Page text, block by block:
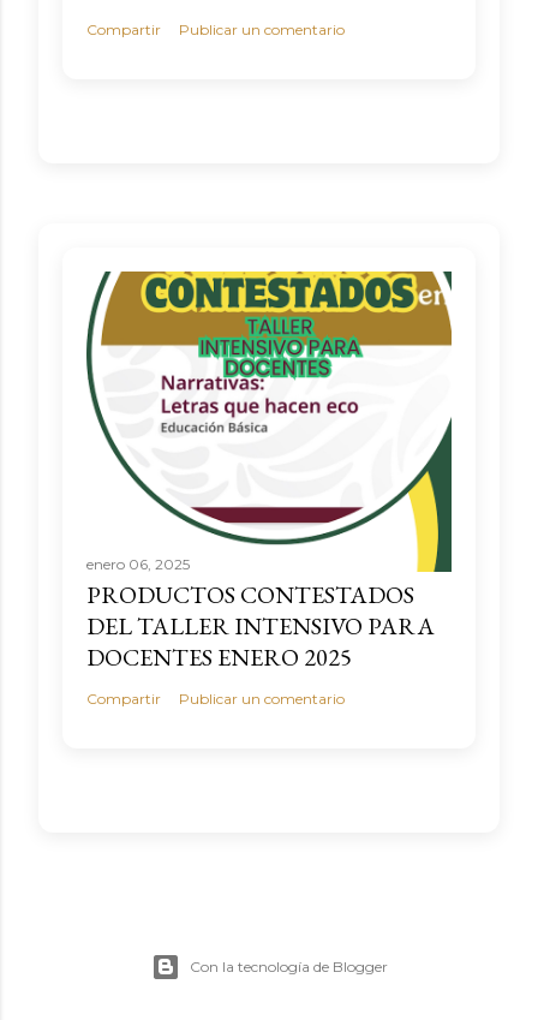
Compartir Publicar un comentario
enero 06, 2025
PRODUCTOS CONTESTADOS
DEL TALLER INTENSIVO PARA
DOCENTES ENERO 2025
Compartir Publicar un comentario
Con la tecnología de Blogger